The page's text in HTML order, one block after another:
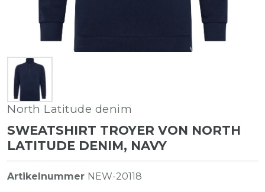
North Latitude denim
SWEATSHIRT TROYER VON NORTH
LATITUDE DENIM, NAVY
Artikelnummer NEW-20118